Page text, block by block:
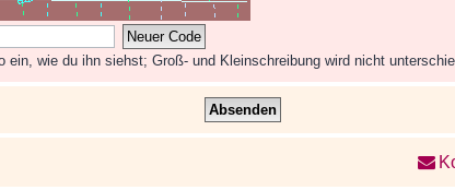
ein, wie du ihn siehst; Groß- und Kleinschreibung wird nicht